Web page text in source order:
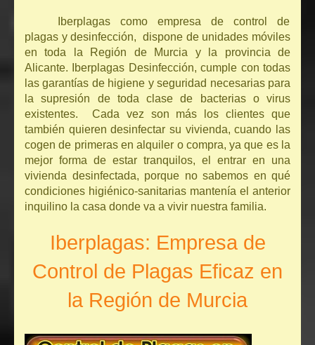
Iberplagas como empresa de control de
plagas y desinfección, dispone de unidades móviles
en toda la Región de Murcia y la provincia de
Alicante. Iberplagas Desinfección, cumple con todas
las garantías de higiene y seguridad necesarias para
la supresión de toda clase de bacterias o virus
existentes. Cada vez son más los clientes que
también quieren desinfectar su vivienda, cuando las
cogen de primeras en alquiler o compra, ya que es la
mejor forma de estar tranquilos, el entrar en una
vivienda desinfectada, porque no sabemos en qué
condiciones higiénico-sanitarias mantenía el anterior
inquilino la casa donde va a vivir nuestra familia.
Iberplagas: Empresa de
Control de Plagas Eficaz en
la Región de Murcia